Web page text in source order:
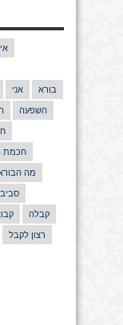
אני בורא
השפעה
חכמת
מה
קבלה
רצון לקבל